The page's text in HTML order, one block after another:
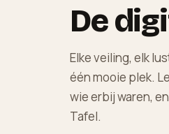
De
Elke veiling, elk
één mooie plek.
wie erbij waren,
Tafel.